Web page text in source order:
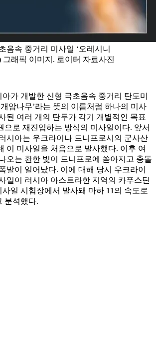
음속 중거리 미사일 ‘오레시니
그래픽 이미지. 로이터 자료사진
가 개발한 신형 극초음속 중거리 탄도미
암나무’라는 뜻의 이름처럼 하나의 미사
된 여러 개의 탄두가 각기 개별적인 목표
으로 재진입하는 방식의 미사일이다. 앞서
시아는 우크라이나 드니프로시의 군사산
이 미사일을 처음으로 발사했다. 이후 여
오는 환한 빛이 드니프로에 쏟아지고 충돌
발이 일어났다. 이에 대해 당시 우크라이
일이 러시아 아스트라한 지역의 카푸스틴
일 시험장에서 발사돼 마하 11의 속도로
분석했다.